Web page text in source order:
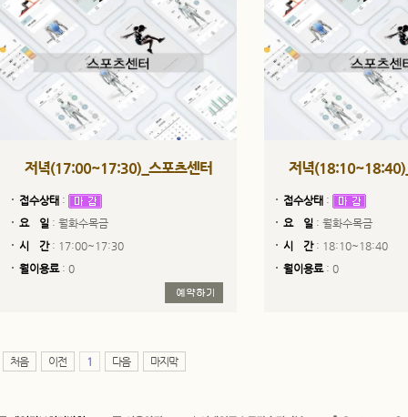
저녁(17:00~17:30)_스포츠센터
접수상태 :
요 일 : 월화수목금
시 간: 17:00~17:30
월이용료: 0
저녁
접수상태 :
요 일 : 월화수목금
시 간: 18:10~18:40
월이용료: 0
처음 이전 1 다음 마지막